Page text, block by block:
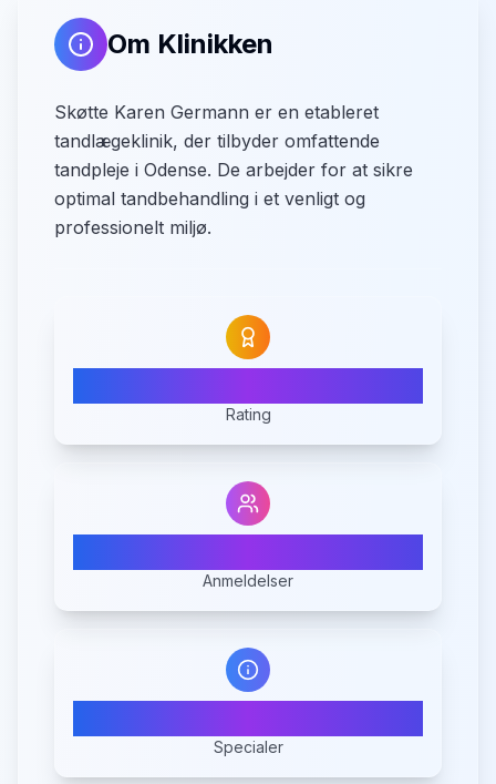
Om Klinikken
Skøtte Karen Germann er en etableret
tandlægeklinik, der tilbyder omfattende
tandpleje i Odense. De arbejder for at sikre
optimal tandbehandling i et venligt og
professionelt miljø.
Rating
Anmeldelser
Specialer